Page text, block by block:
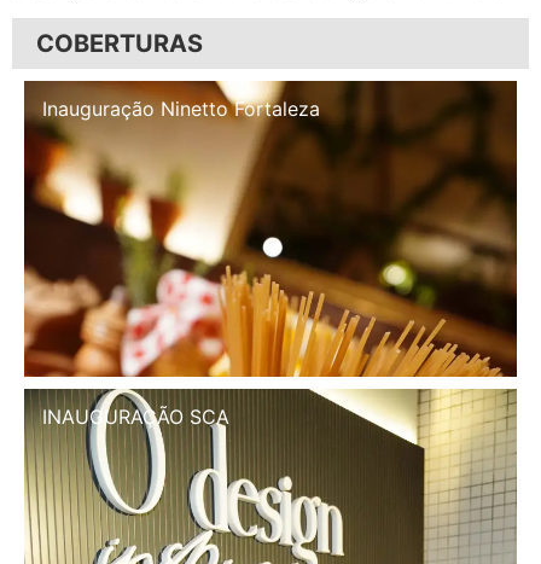
COBERTURAS
Inauguração Illa Café
INAUGURAÇÃO SCA